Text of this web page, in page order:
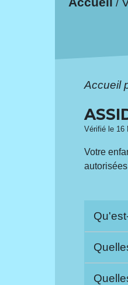
/
Accueil
Vérifié le 16
Votre